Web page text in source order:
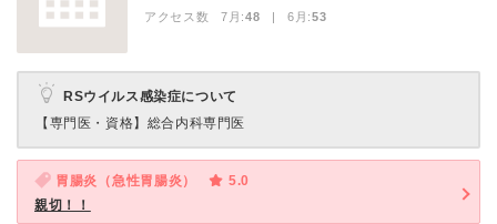
アクセス数 7月:48 | 6月:53
RSウイルス感染症について
【専門医・資格】 総合内科専門医
胃腸炎（急性胃腸炎）
5.0
親切！！